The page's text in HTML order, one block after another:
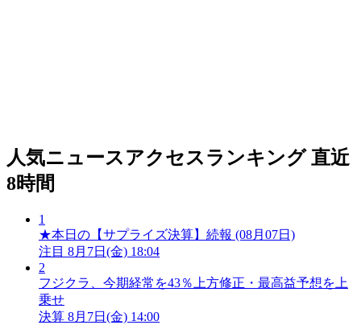
人気ニュースアクセスランキング 直近
8時間
1
★本日の【サプライズ決算】続報 (08月07日)
注目 8月7日(金) 18:04
2
フジクラ、今期経常を43％上方修正・最高益予想を上
乗せ
決算 8月7日(金) 14:00